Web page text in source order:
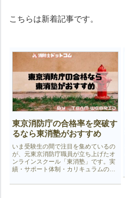
こちらは新着記事です。
東京消防庁の合格率を突破す
るなら東消塾がおすすめ
いま受験生の間で注目を集めているの
が、元東京消防庁職員が立ち上げたオ
ンラインスクール「東消塾」です。実
績・サポート体制・カリキュラムの質
輩出しており、消防士を目指す人にと